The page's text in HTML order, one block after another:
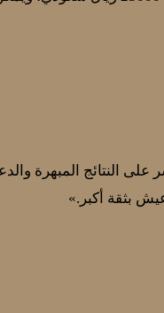
النتائج المبهرة
بثقة أكبر.»